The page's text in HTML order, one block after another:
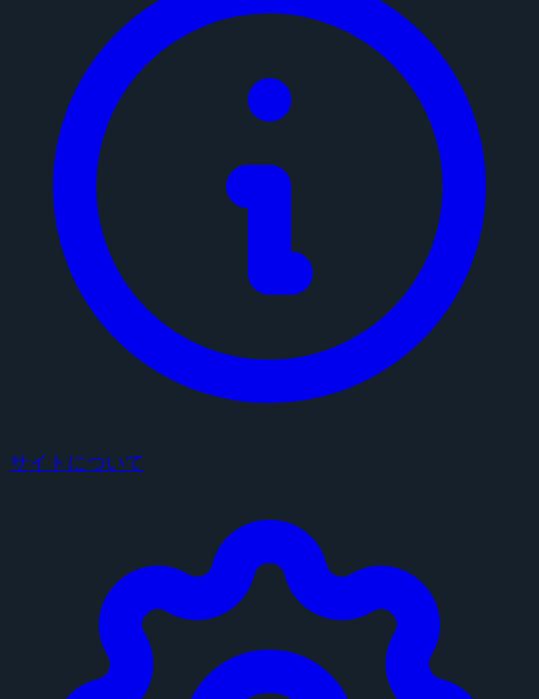
サイトについて